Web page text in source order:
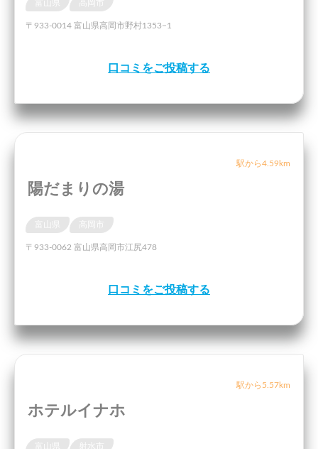
〒933-0014 富山県高岡市野村1353−1
口コミをご投稿する
駅から4.59km
陽だまりの湯
〒933-0062 富山県高岡市江尻478
口コミをご投稿する
駅から5.57km
ホテルイナホ